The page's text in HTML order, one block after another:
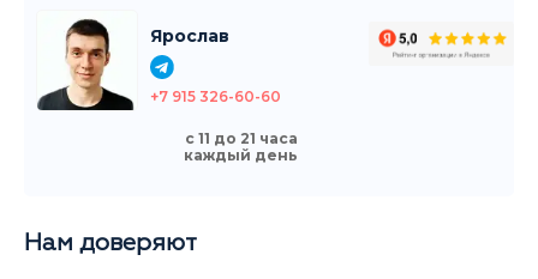
Ярослав
+7 915 326-60-60
с 11 до 21 часа
каждый день
Нам доверяют